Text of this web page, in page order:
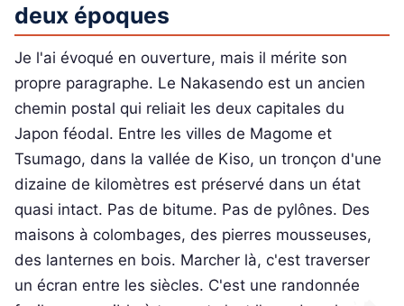
deux époques
Je l'ai évoqué en ouverture, mais il mérite son
propre paragraphe. Le Nakasendo est un ancien
chemin postal qui reliait les deux capitales du
Japon féodal. Entre les villes de Magome et
Tsumago, dans la vallée de Kiso, un tronçon d'une
dizaine de kilomètres est préservé dans un état
quasi intact. Pas de bitume. Pas de pylônes. Des
maisons à colombages, des pierres mousseuses,
des lanternes en bois. Marcher là, c'est traverser
un écran entre les siècles. C'est une randonnée